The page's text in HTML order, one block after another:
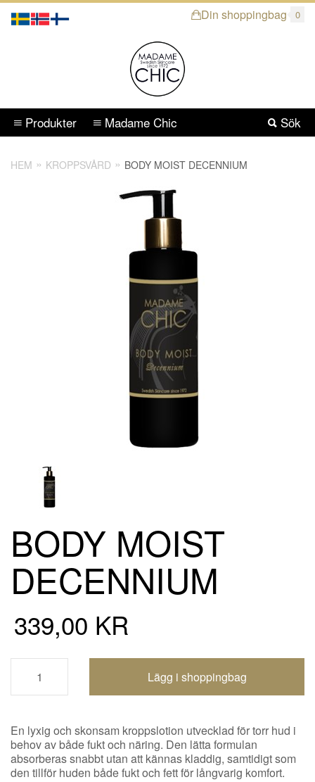
Din shoppingbag 0
Sök
Produkter Madame Chic
HEM KROPPSVÅRD BODY MOIST DECENNIUM
BODY MOIST
DECENNIUM
339,00 KR
Shoppingbagen uppdaterad
En lyxig och skonsam kroppslotion utvecklad för torr hud i
behov av både fukt och näring. Den lätta formulan
absorberas snabbt utan att kännas kladdig, samtidigt som
den tillför huden både fukt och fett för långvarig komfort.